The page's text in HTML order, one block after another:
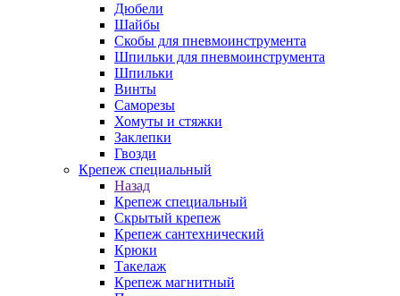
Дюбели
Шайбы
Скобы для пневмоинструмента
Шпильки для пневмоинструмента
Шпильки
Винты
Саморезы
Хомуты и стяжки
Заклепки
Гвозди
Крепеж специальный
Назад
Крепеж специальный
Скрытый крепеж
Крепеж сантехнический
Крюки
Такелаж
Крепеж магнитный